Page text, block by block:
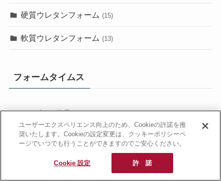
硬質ウレタンフォーム (15)
軟質ウレタンフォーム (13)
フォームタイムス
2021年11月号 (7)
2024年1月15日号 (1)
ユーザーエクスペリエンス向上のため、Cookieの許諾を推
奨いたします。Cookieの設定変更は、クッキーポリシーペ
ージでいつでも行うことができますのでご安心ください。
Cookie 設定 許 諾